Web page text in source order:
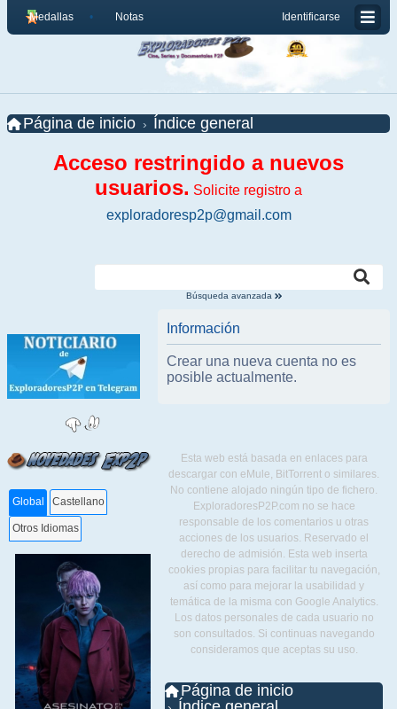
Identificarse
Medallas Notas
Página de inicio Índice general
Acceso restringido a nuevos
usuarios. Solicite registro a
exploradoresp2p@gmail.com
Búsqueda avanzada
Global Castellano
Otros Idiomas
Información
Crear una nueva cuenta no es
posible actualmente.
Esta web está basada en enlaces para
descargar con eMule, BitTorrent o similares.
No contiene alojado ningún tipo de fichero.
ExploradoresP2P.com no se hace
responsable de los comentarios u otras
acciones de los usuarios. Reservado el
derecho de admisión. Esta web inserta
cookies propias para facilitar tu navegación,
así como para mejorar la usabilidad y
temática de la misma con Google Analytics.
Los datos personales de cada usuario no
son consultados. Si continuas navegando
consideramos que aceptas su uso.
Página de inicio